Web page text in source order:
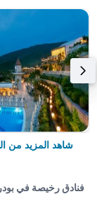
شاهد المزيد من
فنادق رخيصة في